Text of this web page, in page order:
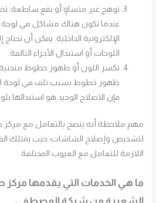
توهج غير متساوٍ أو بقع ساطعة:
عندما تكون هناك مشاكل في لوحة
الإلكترونية الداخلية. يمكن أن
اللوحات أو استبدال الأجزاء التالفة.
تكسر اللون أو ظهور خطوط
ظهور خطوط بسبب تلف في لوحة
فإن الاصلاح الوحيد هو استبدالها
مهم ملاحظة أنه ينصح بالتعامل مع
لتشخيص وإصلاح الشاشات؛ حيث يمتلك
اللازمة للتعامل مع العيوب المختلفة.
ما هي الخدمات التي يقدمها
الشعرية من شركة المصطفي